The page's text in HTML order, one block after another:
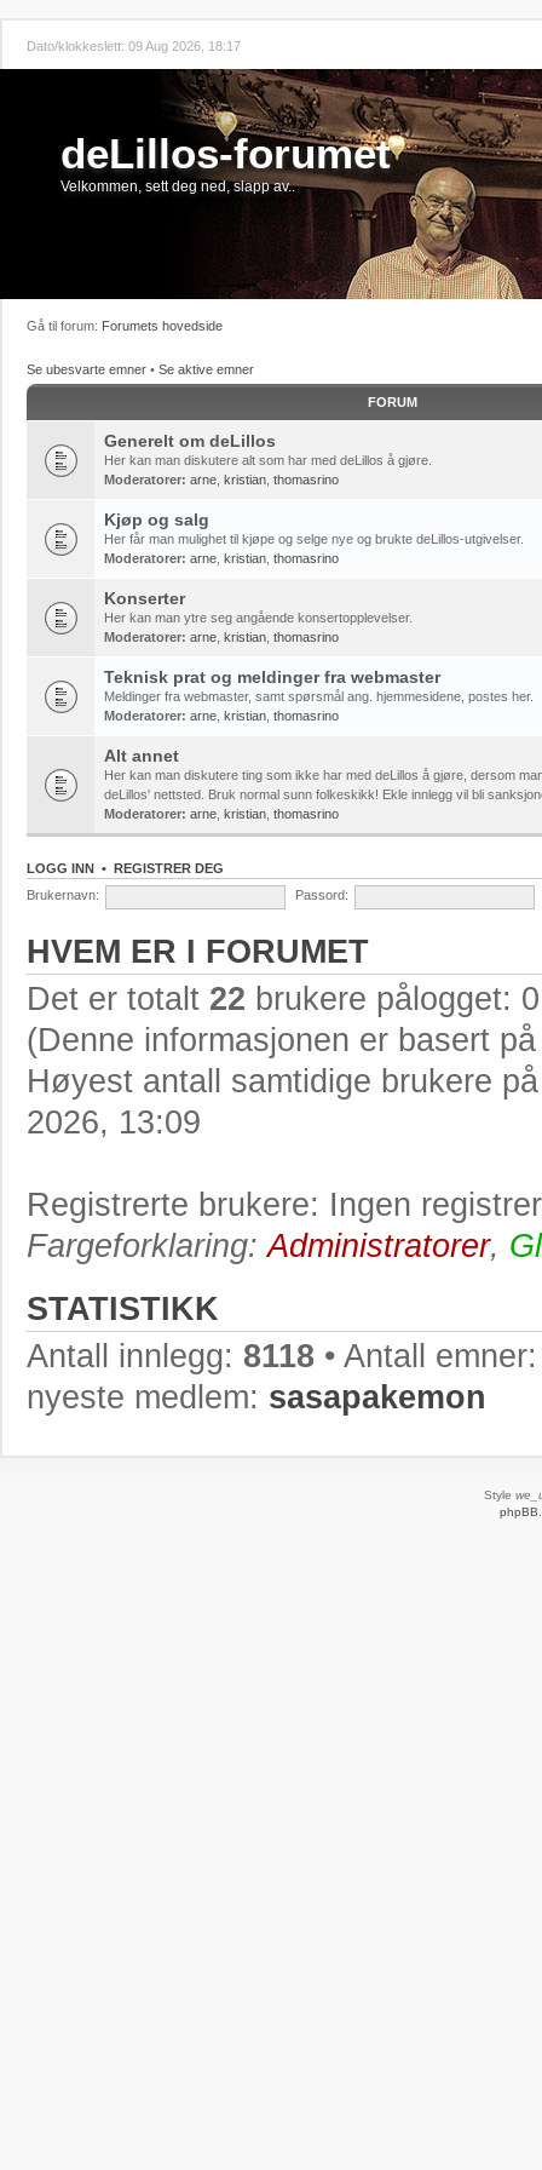
Dato/klokkeslett: 09 Aug 2026, 18:17
deLillos-forumet
Velkommen, sett deg ned, slapp av..
Gå til forum: Forumets hovedside
Se ubesvarte emner • Se aktive emner
FORUM
Generelt om deLillos
Her kan man diskutere alt som har med deLillos å gjøre.
Moderatorer: arne kristian thomasrino
Kjøp og salg
Her får man mulighet til kjøpe og selge nye og brukte deLillos-utgivelser.
Moderatorer: arne kristian thomasrino
Konserter
Her kan man ytre seg angående konsertopplevelser.
Moderatorer: arne kristian thomasrino
Teknisk prat og meldinger fra webmaster
Meldinger fra webmaster, samt spørsmål ang. hjemmesidene, postes her.
Moderatorer: arne kristian thomasrino
Alt annet
Her kan man diskutere ting som ikke har med deLillos å gjøre, dersom
deLillos' nettsted. Bruk normal sunn folkeskikk! Ekle innlegg vil bli
Moderatorer: arne kristian thomasrino
LOGG INN • REGISTRER DEG
Brukernavn:
Passord:
HVEM ER I FORUMET
Det er totalt 22 brukere pålogget:
(Denne informasjonen er basert
Høyest antall samtidige brukere
2026, 13:09
Registrerte brukere: Ingen
Fargeforklaring:Administratorer,
STATISTIKK
Antall innlegg: 8118 • Antall
nyeste medlem: sasapakemon
Style